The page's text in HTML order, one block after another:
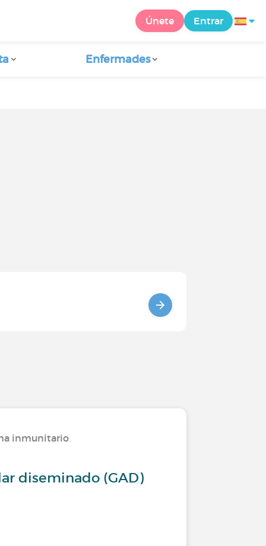
Únete Entrar
Enfermades
inmunitario
diseminado (GAD)